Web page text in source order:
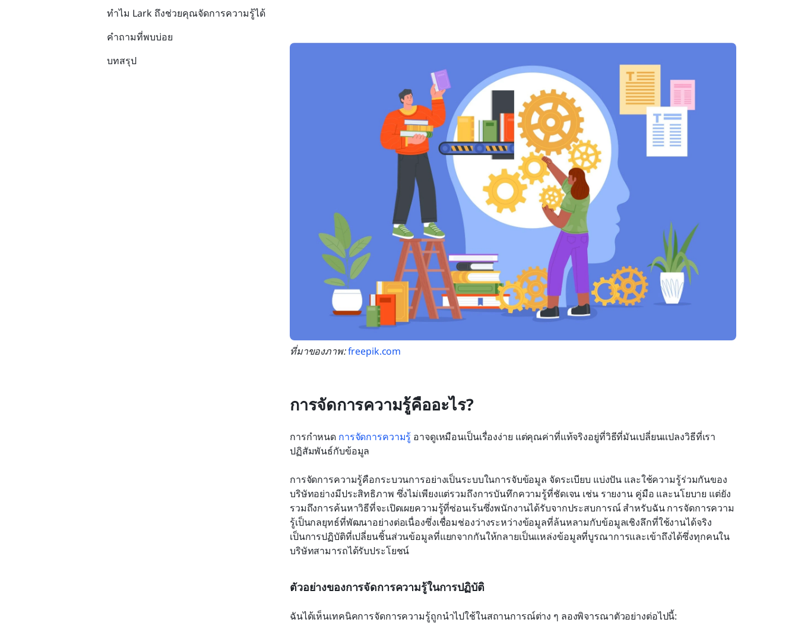
ที่มาของภาพ: freepik.com
การจัดการความรู้คืออะไร?
การกำหนด การจัดการความรู้ อาจดูเหมือนเป็นเรื่องง่าย แต่คุณค่าที่แท้จริงอยู่ที่วิธีที่มันเปลี่ยนแปลงวิธีที่เรา
ปฏิสัมพันธ์กับข้อมูล
การจัดการความรู้คือกระบวนการอย่างเป็นระบบในการจับข้อมูล จัดระเบียบ แบ่งปัน และใช้ความรู้ร่วมกันของ
บริษัทอย่างมีประสิทธิภาพ ซึ่งไม่เพียงแต่รวมถึงการบันทึกความรู้ที่ชัดเจน เช่น รายงาน คู่มือ และนโยบาย แต่ยัง
รวมถึงการค้นหาวิธีที่จะเปิดเผยความรู้ที่ซ่อนเร้นซึ่งพนักงานได้รับจากประสบการณ์ สำหรับฉัน การจัดการความ
รู้เป็นกลยุทธ์ที่พัฒนาอย่างต่อเนื่องซึ่งเชื่อมช่องว่างระหว่างข้อมูลที่ล้นหลามกับข้อมูลเชิงลึกที่ใช้งานได้จริง
เป็นการปฏิบัติที่เปลี่ยนชิ้นส่วนข้อมูลที่แยกจากกันให้กลายเป็นแหล่งข้อมูลที่บูรณาการและเข้าถึงได้ซึ่งทุกคนใน
บริษัทสามารถได้รับประโยชน์
ตัวอย่างของการจัดการความรู้ในการปฏิบัติ
ฉันได้เห็นเทคนิคการจัดการความรู้ถูกนำไปใช้ในสถานการณ์ต่าง ๆ ลองพิจารณาตัวอย่างต่อไปนี้:
ทำไม Lark ถึงช่วยคุณจัดการความรู้ได้
คำถามที่พบบ่อย
บทสรุป